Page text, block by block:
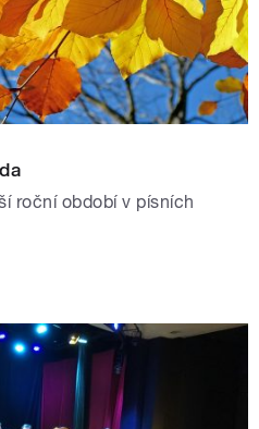
roční období v písních